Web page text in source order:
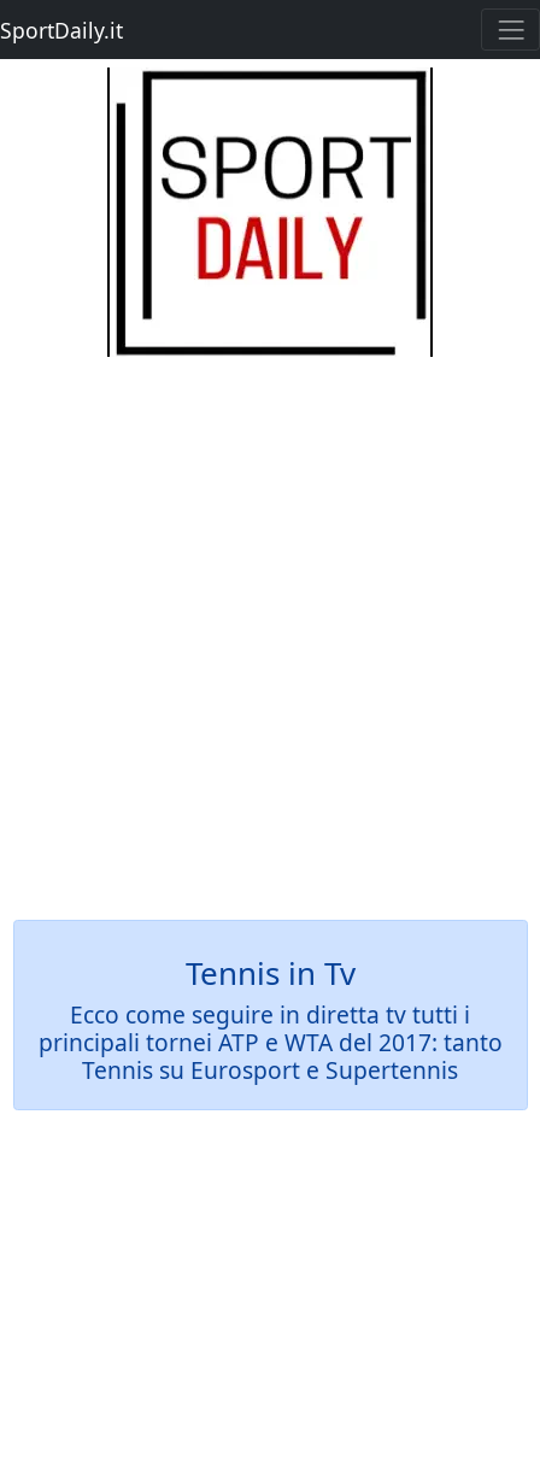
SportDaily.it
Tennis in Tv
Ecco come seguire in diretta tv tutti i
principali tornei ATP e WTA del 2017: tanto
Tennis su Eurosport e Supertennis